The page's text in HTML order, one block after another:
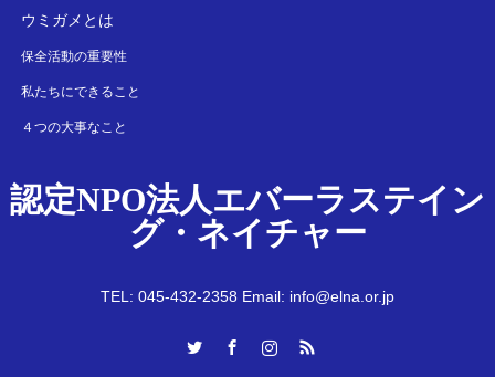
ウミガメとは
保全活動の重要性
私たちにできること
４つの大事なこと
認定NPO法人エバーラステイン
グ・ネイチャー
TEL: 045-432-2358 Email: info@elna.or.jp